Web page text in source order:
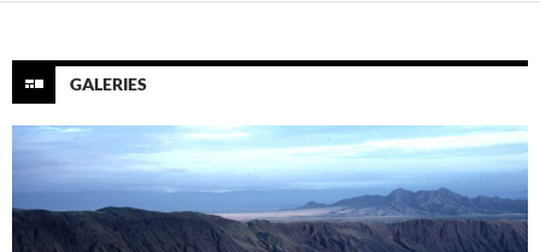
GALERIES